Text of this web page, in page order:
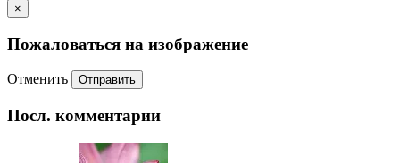
×
Пожаловаться на изображение
Отменить Отправить
Посл. комментарии